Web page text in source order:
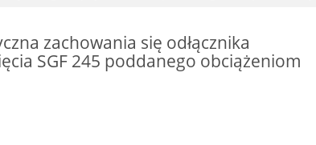
zachowania się odłącznika
SGF 245 poddanego obciążeniom